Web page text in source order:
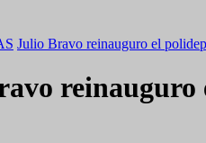
Julio Bravo reinauguro el